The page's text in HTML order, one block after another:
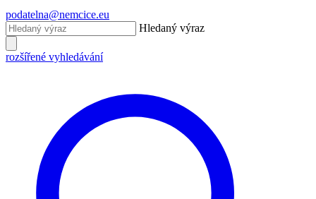
podatelna@nemcice.eu
Hledaný výraz
rozšířené vyhledávání